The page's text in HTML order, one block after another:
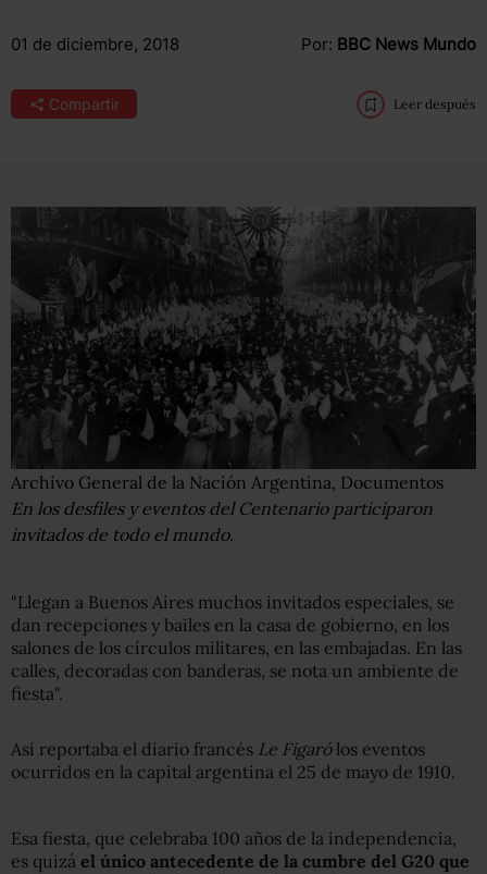
01 de diciembre, 2018 Por: BBC News Mundo
Compartir Leer después
Archivo General de la Nación Argentina, Documentos
En los desfiles y eventos del Centenario participaron
invitados de todo el mundo.
"Llegan a Buenos Aires muchos invitados especiales, se
dan recepciones y bailes en la casa de gobierno, en los
salones de los círculos militares, en las embajadas. En las
calles, decoradas con banderas, se nota un ambiente de
fiesta".
Así reportaba el diario francés Le Figarólos eventos
ocurridos en la capital argentina el 25 de mayo de 1910.
Esa fiesta, que celebraba 100 años de la independencia,
es quizá el único antecedente de la cumbre del G20 que